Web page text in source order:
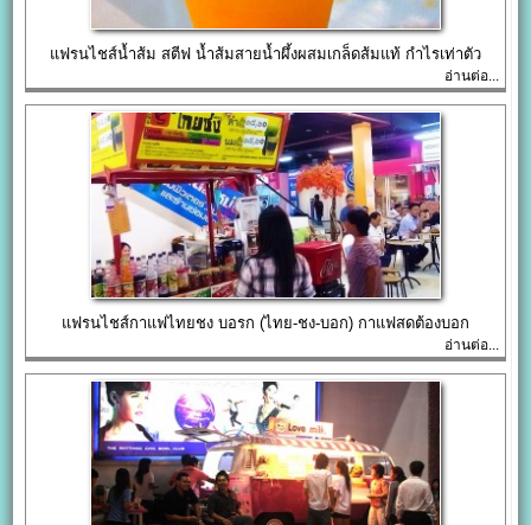
แฟรนไชส์น้ำส้ม สตีฟ น้ำส้มสายน้ำผึ้งผสมเกล็ดส้มแท้ กำไรเท่าตัว
อ่านต่อ...
แฟรนไชส์กาแฟไทยชง บอรก (ไทย-ชง-บอก) กาแฟสดต้องบอก
อ่านต่อ...